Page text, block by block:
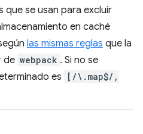
que se usan para excluir
en caché
las mismas reglas que la
de webpack . Si no se
es
[/\.map$/,